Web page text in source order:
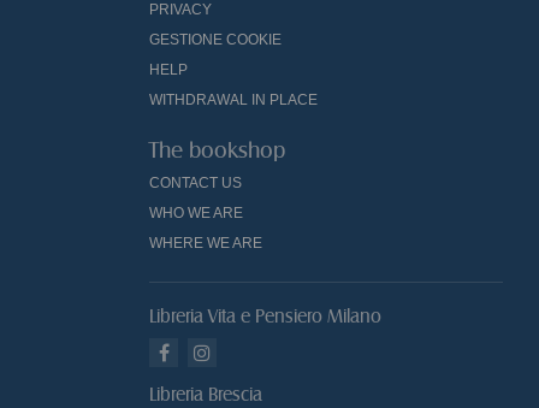
PRIVACY
GESTIONE COOKIE
HELP
WITHDRAWAL IN PLACE
The bookshop
CONTACT US
WHO WE ARE
WHERE WE ARE
Libreria Vita e Pensiero Milano
Libreria Brescia